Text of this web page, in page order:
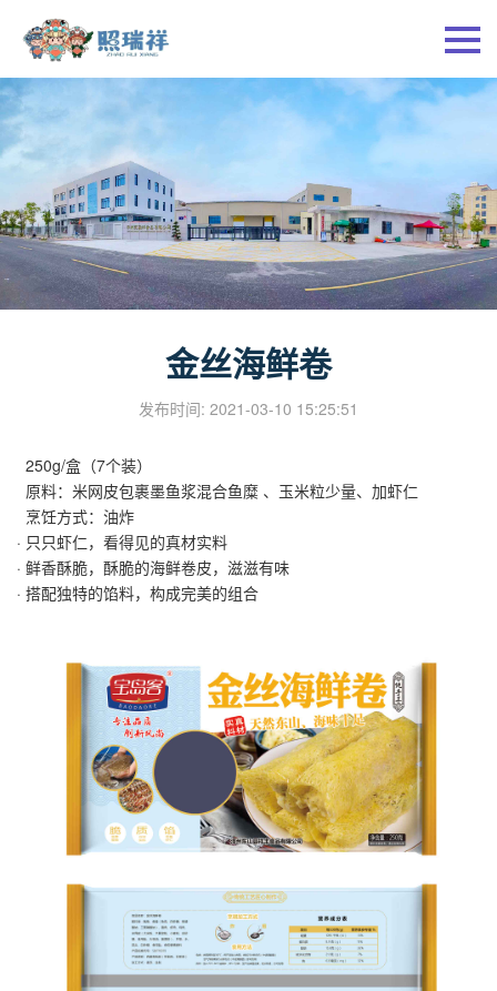
金丝海鲜卷
发布时间: 2021-03-10 15:25:51
250g/盒（7个装）
原料：米网皮包裹墨鱼浆混合鱼糜 、玉米粒少量、加虾仁
烹饪方式：油炸
· 只只虾仁，看得见的真材实料
· 鲜香酥脆，酥脆的海鲜卷皮，滋滋有味
· 搭配独特的馅料，构成完美的组合